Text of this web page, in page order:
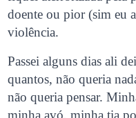
doente ou pior (sim eu
violência.
Passei alguns dias ali
quantos, não queria
não queria pensar.